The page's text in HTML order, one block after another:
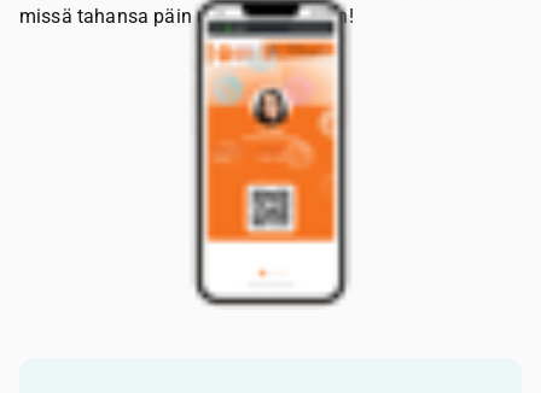
missä tahansa päin maailmaa oletkin!